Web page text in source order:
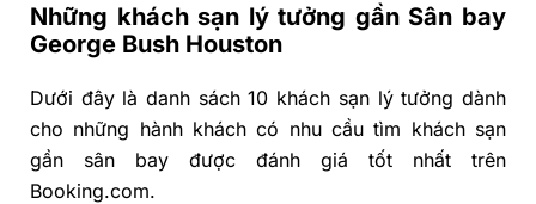
Những khách sạn lý tưởng gần Sân bay
George Bush Houston
Dưới đây là danh sách 10 khách sạn lý tưởng dành
cho những hành khách có nhu cầu tìm khách sạn
gần sân bay được đánh giá tốt nhất trên
Booking.com.